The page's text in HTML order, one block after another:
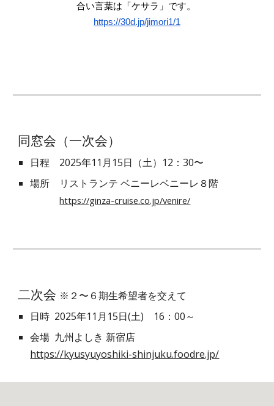
合い言葉は「ケサラ」です。
https://30d.jp/jimori1/1
同窓会（一次会）
日程 2025年11月15日（土）12：30〜
場所 リストランテ ベニーレベニーレ８階
https://ginza-cruise.co.jp/venire/
二次会 ※２〜６期生希望者を交えて
日時 2025年11月15日(土) 16：00～
会場 九州よしき 新宿店
https://kyusyuyoshiki-shinjuku.foodre.jp/